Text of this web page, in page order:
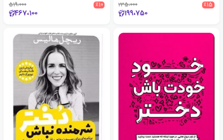
٪15 235،000
199،750
٪10 519،000
467،100